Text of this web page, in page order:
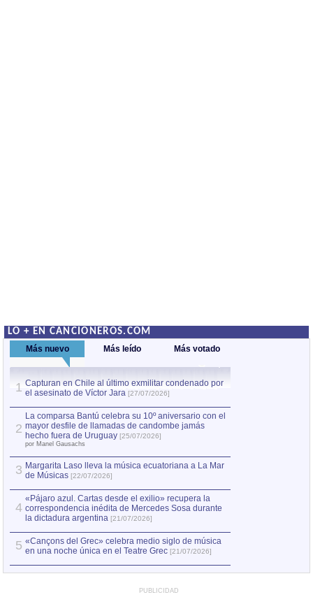
LO + EN CANCIONEROS.COM
Más nuevo Más leído Más votado
1 Capturan en Chile al último exmilitar condenado por
el asesinato de Víctor Jara [27/07/2026]
2
La comparsa Bantú celebra su 10º aniversario con el
mayor desfile de llamadas de candombe jamás
hecho fuera de Uruguay [25/07/2026]
por Manel Gausachs
3 Margarita Laso lleva la música ecuatoriana a La Mar
de Músicas [22/07/2026]
4
«Pájaro azul. Cartas desde el exilio» recupera la
correspondencia inédita de Mercedes Sosa durante
la dictadura argentina [21/07/2026]
5 «Cançons del Grec» celebra medio siglo de música
en una noche única en el Teatre Grec [21/07/2026]
PUBLICIDAD